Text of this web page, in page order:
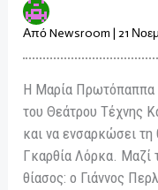
ΑπόNewsroom|21
Η Μαρία Πρωτόπαππα
του Θεάτρου Τέχνης
και να ενσαρκώσει τη
Γκαρθία Λόρκα. Μαζί
θίασος: ο Γιάννος